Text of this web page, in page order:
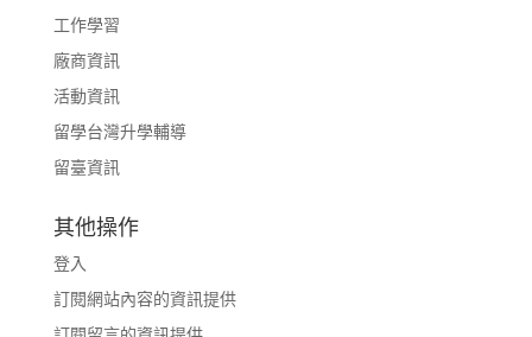
工作學習
廠商資訊
活動資訊
留學台灣升學輔導
留臺資訊
其他操作
登入
訂閱網站內容的資訊提供